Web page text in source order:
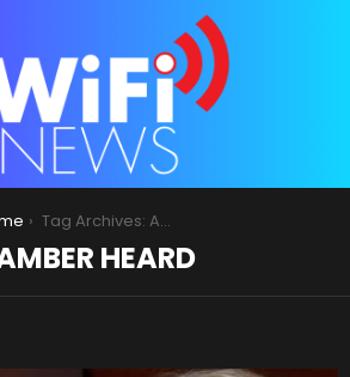
Tag Archives: Amber Heard
HEARD